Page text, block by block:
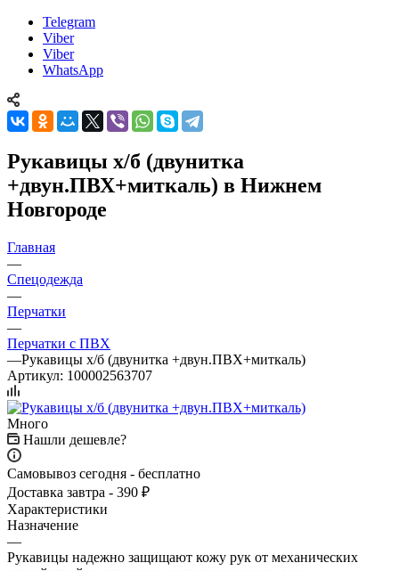
Telegram
Viber
Viber
WhatsApp
Рукавицы х/б (двунитка
+двун.ПВХ+миткаль) в Нижнем
Новгороде
Главная
—
Спецодежда
—
Перчатки
—
Перчатки с ПВХ
—Рукавицы х/б (двунитка +двун.ПВХ+миткаль)
Артикул: 100002563707
Много
Нашли дешевле?
Самовывоз сегодня - бесплатно
Доставка завтра - 390 ₽
Характеристики
Назначение
—
Рукавицы надежно защищают кожу рук от механических